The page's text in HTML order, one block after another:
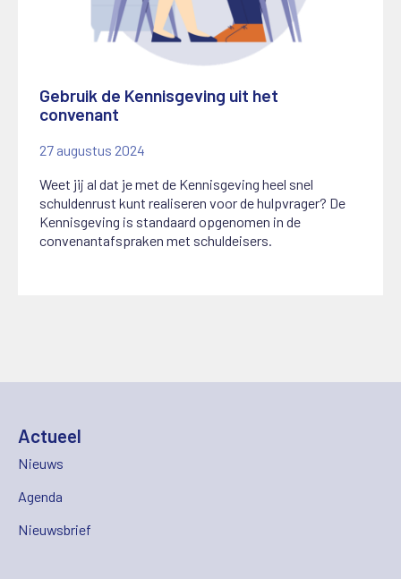
Gebruik de Kennisgeving uit het
convenant
27 augustus 2024
Weet jij al dat je met de Kennisgeving heel snel
schuldenrust kunt realiseren voor de hulpvrager? De
Kennisgeving is standaard opgenomen in de
convenantafspraken met schuldeisers.
Actueel
Nieuws
Agenda
Nieuwsbrief